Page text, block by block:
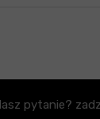
pytanie?